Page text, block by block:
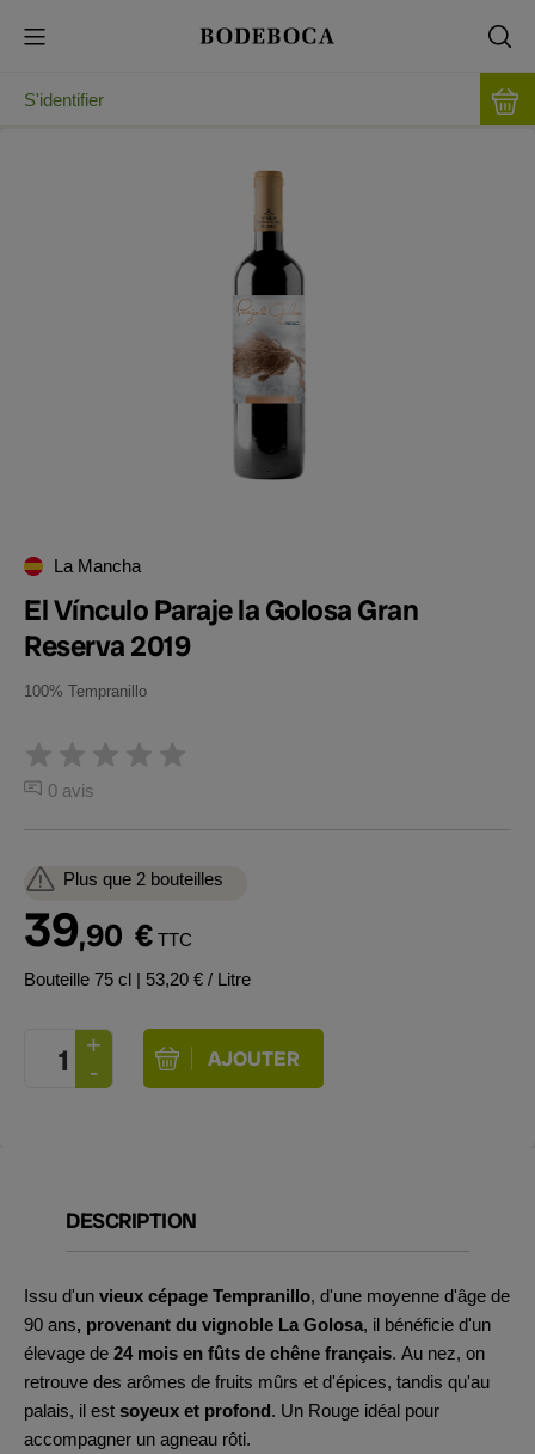
S'identifier
La Mancha
El Vínculo Paraje la Golosa Gran
Reserva 2019
100% Tempranillo
0 avis
Plus que 2 bouteilles
39,90 € TTC
Bouteille 75 cl | 53,20 € / Litre
DESCRIPTION
Issu d'un vieux cépage Tempranillo, d'une moyenne d'âge de
90 ans, provenant du vignoble La Golosa, il bénéficie d'un
élevage de 24 mois en fûts de chêne français. Au nez, on
retrouve des arômes de fruits mûrs et d'épices, tandis qu'au
palais, il est soyeux et profond. Un Rouge idéal pour
accompagner un agneau rôti.